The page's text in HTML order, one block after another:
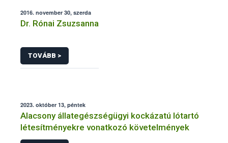
2016. november 30, szerda
Dr. Rónai Zsuzsanna
TOVÁBB >
2023. október 13, péntek
Alacsony állategészségügyi kockázatú lótartó
létesítményekre vonatkozó követelmények